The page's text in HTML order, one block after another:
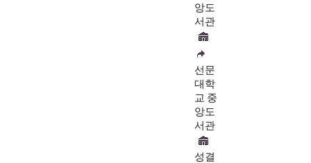
앙도
서관
선문
대학
교 중
앙도
서관
성결